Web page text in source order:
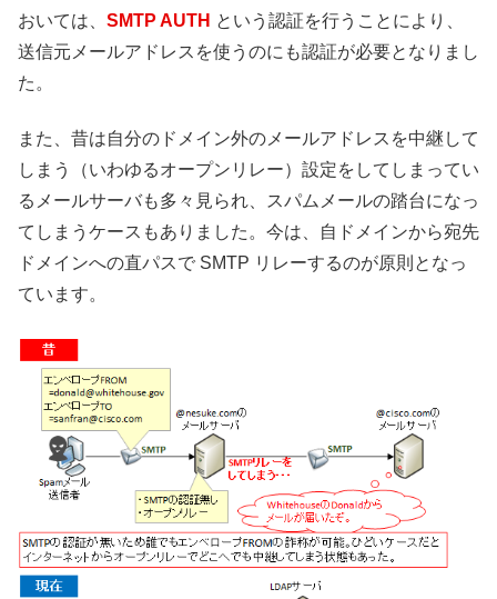
おいては、 SMTP AUTH という認証を行うことにより、
送信元メールアドレスを使うのにも認証が必要となりまし
た。
また、昔は自分のドメイン外のメールアドレスを中継して
しまう（いわゆるオープンリレー）設定をしてしまってい
るメールサーバも多々見られ、スパムメールの踏台になっ
てしまうケースもありました。今は、自ドメインから宛先
ドメインへの直パスで SMTP リレーするのが原則となっ
ています。